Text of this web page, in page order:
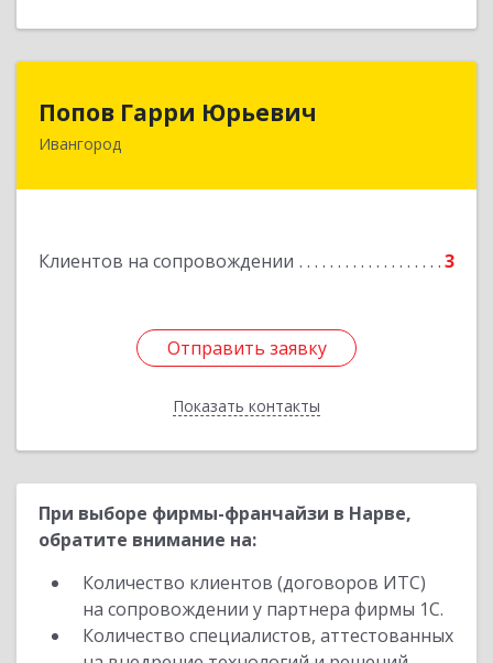
Попов Гарри Юрьевич
Ивангород
Клиентов на сопровождении 3
Отправить заявку
Показать контакты
Отправить заявку
Назад
При выборе фирмы-франчайзи в Нарве,
обратите внимание на:
Количество клиентов (договоров ИТС)
на сопровождении у партнера фирмы 1С.
Количество специалистов, аттестованных